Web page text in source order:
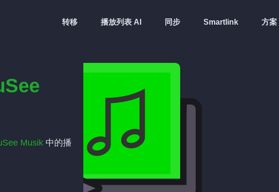
转移 播放列表 AI 同步 Smartlink 方案
Musik 中的播